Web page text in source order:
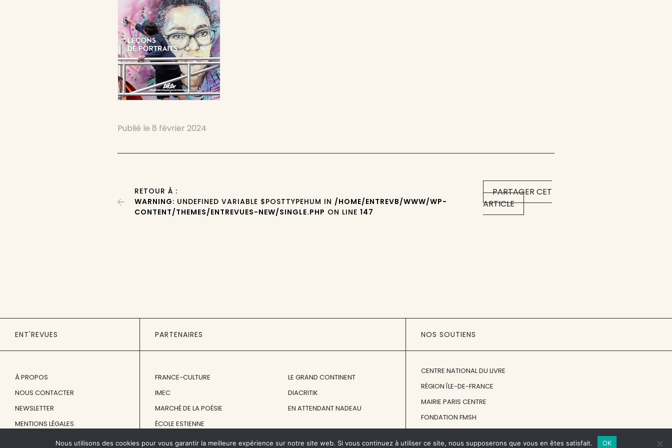
Publié le8 février 2024
PARTAGER CET
ARTICLE
RETOUR À :
WARNING: UNDEFINED VARIABLE $POSTTYPEHUM IN /HOME/ENTREVB/WWW/WP-
CONTENT/THEMES/ENTREVUES-NEW/SINGLE.PHP ON LINE147
ENT'REVUES
À PROPOS
NOUS CONTACTER
NEWSLETTER
MENTIONS LÉGALES
PARTENAIRES
FRANCE-CULTURE
IMEC
MARCHÉ DE LA POÉSIE
ÉCOLE ESTIENNE
LE GRAND CONTINENT
DIACRITIK
EN ATTENDANT NADEAU
NOS SOUTIENS
CENTRE NATIONAL DU LIVRE
RÉGION ÎLE-DE-FRANCE
MAIRIE PARIS CENTRE
FONDATION FMSH
© 1998 - 2026, ENT'REVUES
Nous utilisons des cookies pour vous garantir la meilleure expérience sur notre site web. Si vous continuez à utiliser ce site, nous supposerons que vous en êtes satisfait. OK